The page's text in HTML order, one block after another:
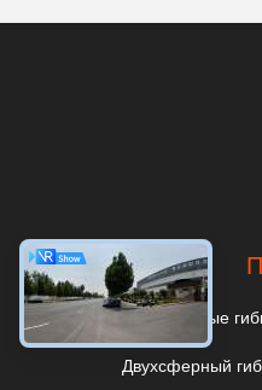
Однокруглые
Двухсферный